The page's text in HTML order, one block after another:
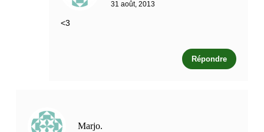
31 août, 2013
<3
Répondre
Marjo.